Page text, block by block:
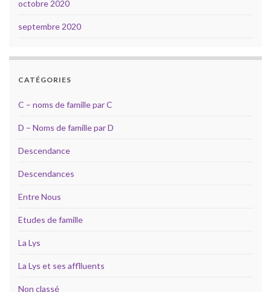
octobre 2020
septembre 2020
CATÉGORIES
C – noms de famille par C
D – Noms de famille par D
Descendance
Descendances
Entre Nous
Etudes de famille
La Lys
La Lys et ses afflluents
Non classé